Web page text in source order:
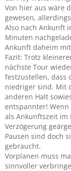
Von hier aus wäre
gewesen,
Also nach Ankunft
Minuten
Ankunft daheim
Fazit: Trotz
nächste Tour
festzustellen, dass
niedriger sind. Mit
anderen Halt
entspannter!
als Ankunftszeit
Verzögerung
Pausen sind doch
gebraucht.
Vorplanen muss
sinnvoller